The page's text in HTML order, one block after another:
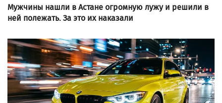
Мужчины нашли в Астане огромную лужу и решили в
ней полежать. За это их наказали